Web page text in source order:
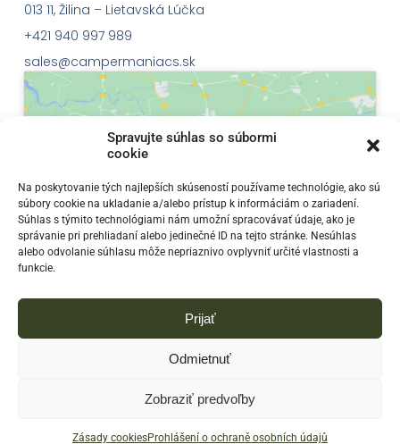
Spravujte súhlas so súbormi
cookie
Na poskytovanie tých najlepších skúseností používame technológie, ako sú
súbory cookie na ukladanie a/alebo prístup k informáciám o zariadení.
Súhlas s týmito technológiami nám umožní spracovávať údaje, ako je
správanie pri prehliadaní alebo jedinečné ID na tejto stránke. Nesúhlas
alebo odvolanie súhlasu môže nepriaznivo ovplyvniť určité vlastnosti a
funkcie.
Prijať
Odmietnuť
Zobraziť predvoľby
Zásady cookiesProhlášení o ochraně osobních údajů
013 11, Žilina – Lietavská Lúčka
+421 940 997 989
sales@campermaniacs.sk
Klepnutím přijměte marketingové soubory
cookie a povolte tento obsah
prívesov. E-shop so všetkým, čo potrebujete na kempovanie